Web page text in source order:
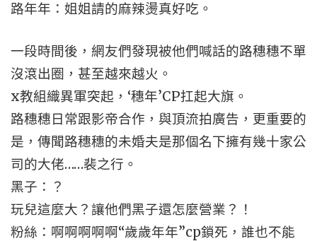
路年年：姐姐請的麻辣燙真好吃。
一段時間後，網友們發現被他們喊話的路穗穗不單
沒滾出圈，甚至越來越火。
x教組織異軍突起，‘穗年’CP扛起大旗。
路穗穗日常跟影帝合作，與頂流拍廣告，更重要的
是，傳聞路穗穗的未婚夫是那個名下擁有幾十家公
司的大佬……裴之行。
黑子：？
玩兒這麼大？讓他們黑子還怎麼營業？！
粉絲：啊啊啊啊啊“歲歲年年”cp鎖死，誰也不能